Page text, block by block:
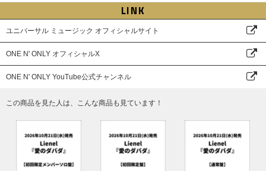
B賞：トレーディングカード ～シリアルナンバー１つで応募！！
各メンバー100名、合計500名様に抽選でプレゼント！
イベント応募対象予約期間中に、下記イベント応募予約対象のオンラインシ
バーを、CD１枚につき１つ差し上げます。
A賞：「WARAiNA」発売記念スペシャル特典会
⇒ シリアルナンバーが３つ必要です。
応募の際は参加ご希望の「日程・会場」と「メンバー」を選択してくださ
い。
LINK
ユニバーサル ミュージック オフィシャルサイト
ONE N' ONLY オフィシャルX
ONE N' ONLY YouTube公式チャンネル
この商品を見た人は、こんな商品も見ています！